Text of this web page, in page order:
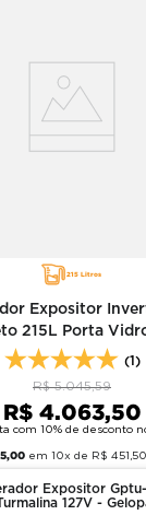
Expositor
127V -
215 Litros
Expositor
215L Porta
Imbera
(1)
R$ 5.045,59
R$ 4.063,50
com 10% de desconto
,00em 10x de R$ 451 ,50
comprar